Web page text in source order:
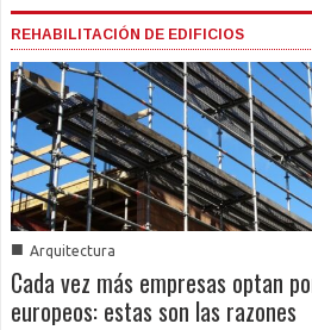
REHABILITACIÓN DE EDIFICIOS
■ Arquitectura
Cada vez más empresas optan
europeos: estas son las razones